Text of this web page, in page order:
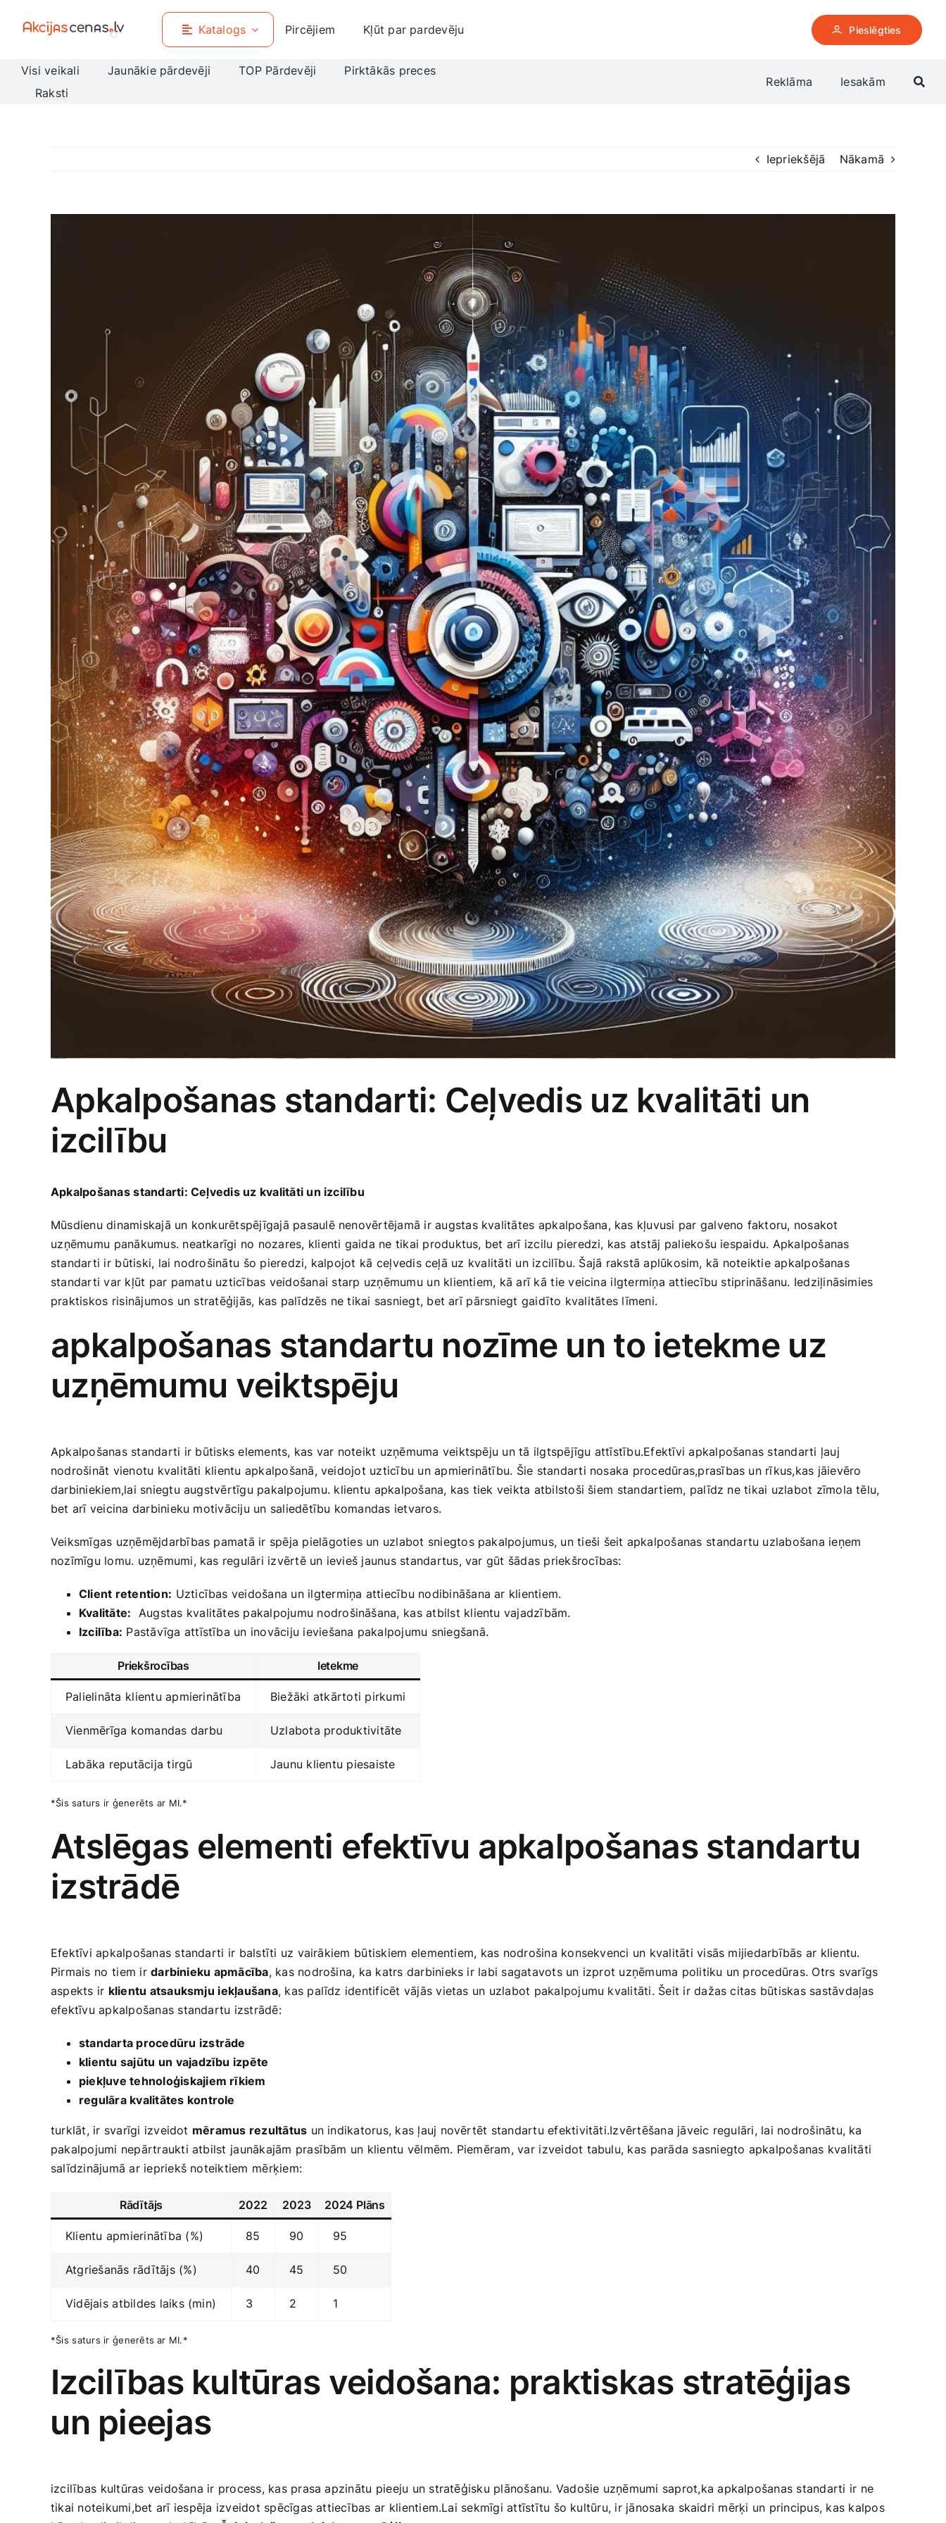
Katalogs Pircējiem Kļūt par pardevēju Pieslēgties
Visi veikali Jaunākie pārdevēji TOP Pārdevēji
Pirktākās preces
Raksti
Reklāma Iesakām
Iepriekšējā Nākamā
Apkalpošanas standarti: Ceļvedis uz kvalitāti un
izcilību
Apkalpošanas⁢ standarti: Ceļvedis uz kvalitāti un izcilību
Mūsdienu dinamiskajā un konkurētspējīgajā pasaulē nenovērtējamā ir augstas kvalitātes ⁤apkalpošana, kas ‍kļuvusi par galveno faktoru, nosakot
⁣uzņēmumu ⁢panākumus. neatkarīgi no nozares, ‌klienti gaida ne tikai‍ produktus, bet arī ‌izcilu ‌pieredzi, kas atstāj ⁢paliekošu iespaidu. Apkalpošanas
standarti ir ⁤būtiski, lai nodrošinātu ⁤šo pieredzi, kalpojot ⁢kā ceļvedis ceļā uz kvalitāti un izcilību.​ Šajā rakstā aplūkosim, kā noteiktie apkalpošanas⁤
standarti ‌var​ kļūt ‍par pamatu uzticības veidošanai⁤ starp ‌uzņēmumu⁤ un klientiem, kā arī kā ⁣tie veicina ⁣ilgtermiņa attiecību stiprināšanu. Iedziļināsimies
praktiskos⁢ risinājumos‍ un ‌stratēģijās, ‍kas palīdzēs ne tikai sasniegt, bet arī ⁣pārsniegt gaidīto kvalitātes ‌līmeni.
apkalpošanas standartu nozīme un to ietekme uz⁣
uzņēmumu veiktspēju
Apkalpošanas standarti ir ⁢būtisks‍ elements, ​kas var noteikt​ uzņēmuma veiktspēju un tā ilgtspējīgu attīstību.Efektīvi apkalpošanas standarti​ ļauj
‍nodrošināt vienotu ​kvalitāti klientu apkalpošanā,‍ veidojot uzticību un apmierinātību. Šie standarti nosaka procedūras,prasības ‍un rīkus,kas jāievēro⁣
darbiniekiem,lai sniegtu augstvērtīgu​ pakalpojumu. ⁣klientu⁢ apkalpošana, kas tiek veikta ‌atbilstoši šiem ⁤standartiem,‌ palīdz ne tikai‍ uzlabot zīmola ‌tēlu,
bet arī veicina darbinieku motivāciju‍ un saliedētību komandas ietvaros.
Veiksmīgas ‌uzņēmējdarbības pamatā ir ‌spēja‌ pielāgoties un uzlabot sniegtos pakalpojumus, un tieši šeit apkalpošanas⁢ standartu uzlabošana ieņem
nozīmīgu lomu. uzņēmumi, kas regulāri izvērtē un ievieš jaunus ‍standartus, var gūt šādas ​priekšrocības:
Client retention: ⁤Uzticības veidošana un ilgtermiņa attiecību nodibināšana ar‍ klientiem.
Kvalitāte: ​ Augstas kvalitātes pakalpojumu nodrošināšana,⁣ kas atbilst klientu vajadzībām.
Izcilība: Pastāvīga attīstība un inovāciju ieviešana pakalpojumu sniegšanā.
Priekšrocības Ietekme
Palielināta⁢ klientu‍ apmierinātība Biežāki​ atkārtoti ​pirkumi
Vienmērīga komandas darbu Uzlabota produktivitāte
Labāka ‍reputācija tirgū Jaunu klientu piesaiste
*Šis saturs​ ir ģenerēts ar ⁣MI.*
Atslēgas elementi efektīvu apkalpošanas standartu
izstrādē
Efektīvi apkalpošanas standarti ir ⁤balstīti uz vairākiem⁤ būtiskiem ⁣elementiem, ​kas nodrošina konsekvenci un kvalitāti visās mijiedarbībās ar klientu.
Pirmais⁣ no ⁤tiem irdarbinieku apmācība, kas nodrošina, ka katrs darbinieks ir labi ​sagatavots un izprot uzņēmuma politiku un procedūras. Otrs​ svarīgs
aspekts ir klientu atsauksmju ⁢iekļaušana, kas palīdz identificēt vājās ‍vietas un uzlabot​ pakalpojumu kvalitāti. ‍Šeit ir dažas citas būtiskas sastāvdaļas
efektīvu apkalpošanas​ standartu izstrādē:
standarta procedūru izstrāde
klientu‍ sajūtu un ⁣vajadzību‍ izpēte
piekļuve tehnoloģiskajiem rīkiem
regulāra kvalitātes kontrole
turklāt, ir svarīgi izveidot mēramus rezultātus ​un indikatorus, kas ‌ļauj novērtēt‍ standartu efektivitāti.Izvērtēšana​ jāveic regulāri, lai nodrošinātu, ka
pakalpojumi nepārtraukti atbilst⁣ jaunākajām prasībām un klientu⁤ vēlmēm. Piemēram, var ⁤izveidot tabulu, kas ⁣parāda sasniegto apkalpošanas kvalitāti
salīdzinājumā ar iepriekš noteiktiem ⁢mērķiem:
Rādītājs 2022 2023 2024 Plāns
Klientu apmierinātība (%) 85 90 95
Atgriešanās rādītājs​ (%) 40 45 50
Vidējais⁤ atbildes laiks (min) 3 2 1
*Šis⁣ saturs ir ⁢ģenerēts‍ ar MI.*
Izcilības⁣ kultūras veidošana: praktiskas stratēģijas
⁣un pieejas
izcilības⁢ kultūras‍ veidošana ir‍ process, kas prasa apzinātu⁢ pieeju​ un stratēģisku plānošanu. Vadošie uzņēmumi saprot,ka‌ apkalpošanas​ standarti⁣ ir ne
tikai noteikumi,bet arī⁢ iespēja izveidot spēcīgas attiecības ar ⁣klientiem.Lai sekmīgi attīstītu šo kultūru, ​ir jānosaka⁢ skaidri mērķi un principus, ⁢kas kalpos